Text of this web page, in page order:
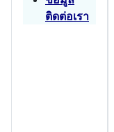
ติดต่อเรา